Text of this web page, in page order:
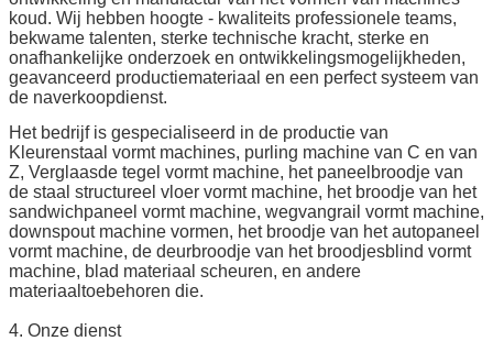
koud. Wij hebben hoogte - kwaliteits professionele teams,
bekwame talenten, sterke technische kracht, sterke en
onafhankelijke onderzoek en ontwikkelingsmogelijkheden,
geavanceerd productiemateriaal en een perfect systeem van
de naverkoopdienst.
Het bedrijf is gespecialiseerd in de productie van
Kleurenstaal vormt machines, purling machine van C en van
Z, Verglaasde tegel vormt machine, het paneelbroodje van
de staal structureel vloer vormt machine, het broodje van het
sandwichpaneel vormt machine, wegvangrail vormt machine,
downspout machine vormen, het broodje van het autopaneel
vormt machine, de deurbroodje van het broodjesblind vormt
machine, blad materiaal scheuren, en andere
materiaaltoebehoren die.
4. Onze dienst